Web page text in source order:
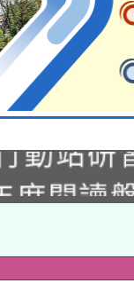
第2次
(無人
度閱讀
名單